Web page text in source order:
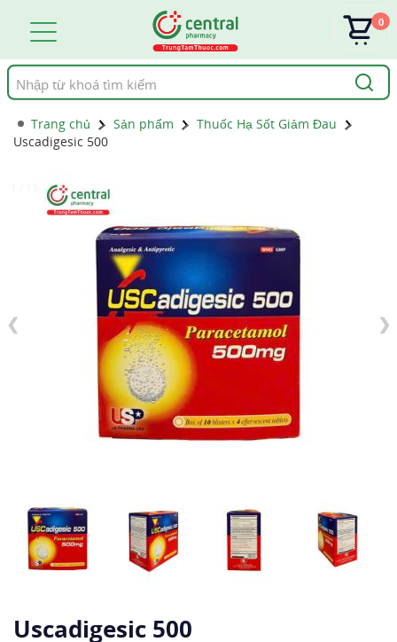
Tìm
kiếm
0
Trang chủ Sản phẩm
Thuốc Hạ Sốt Giảm Đau
Uscadigesic 500
❮ ❯
Uscadigesic 500